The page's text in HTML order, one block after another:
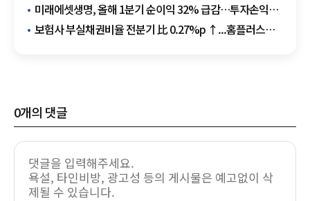
미래에셋생명, 올해 1분기 순이익 32% 급감…투자손익
'쇼크'
보험사 부실채권비율 전분기 比 0.27%p ↑...홈플러스
0개의 댓글